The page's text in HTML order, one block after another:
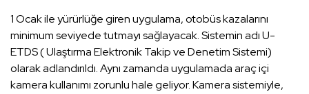
1 Ocak ile yürürlüğe giren uygulama, otobüs kazalarını
minimum seviyede tutmayı sağlayacak. Sistemin adı U-
ETDS ( Ulaştırma Elektronik Takip ve Denetim Sistemi)
olarak adlandırıldı. Aynı zamanda uygulamada araç içi
kamera kullanımı zorunlu hale geliyor. Kamera sistemiyle,